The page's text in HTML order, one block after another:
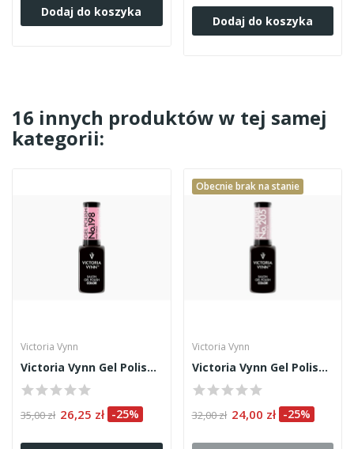
Dodaj do koszyka
Dodaj do koszyka
16 innych produktów w tej samej
kategorii:
Victoria Vynn
Victoria Vynn Gel Polish 198
35,00 zł 26,25 zł -25%
Obecnie brak na stanie
Victoria Vynn
Victoria Vynn Gel Polish 205
32,00 zł 24,00 zł -25%